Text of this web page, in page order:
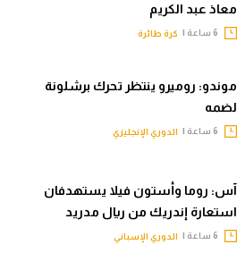
معاذ عبد الكريم
كرة طائرة
موندو: روميرو ينتظر تحرك برشلونة
لضمه
الدوري الإنجليزي
آس: روما وأستون فيلا يستهدفان
استعارة إندريك من ريال مدريد
الدوري الإسباني